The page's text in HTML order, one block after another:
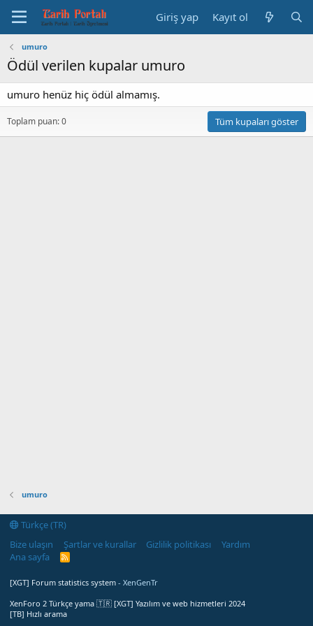
Giriş yap Kayıt ol
umuro
Ödül verilen kupalar umuro
umuro henüz hiç ödül almamış.
Toplam puan: 0 Tüm kupaları göster
umuro
Türkçe (TR)
Bize ulaşın
Şartlar ve kurallar Gizlilik politikası
Yardım
Ana sayfa
R
[XGT] Forum statistics system - XenGenTr
XenForo 2 Türkçe yama 🇹🇷 [XGT] Yazılım ve web hizmetleri 2024
[TB] Hızlı arama